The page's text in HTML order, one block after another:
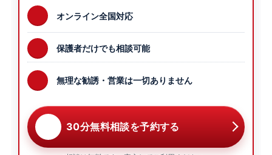
オンライン全国対応
保護者だけでも相談可能
無理な勧誘・営業は一切ありません
30分無料相談を予約する